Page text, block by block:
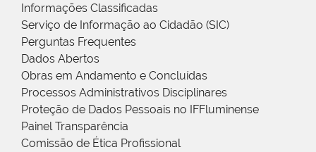
Informações Classificadas
Serviço de Informação ao Cidadão (SIC)
Perguntas Frequentes
Dados Abertos
Obras em Andamento e Concluídas
Processos Administrativos Disciplinares
Proteção de Dados Pessoais no IFFluminense
Painel Transparência
Comissão de Ética Profissional